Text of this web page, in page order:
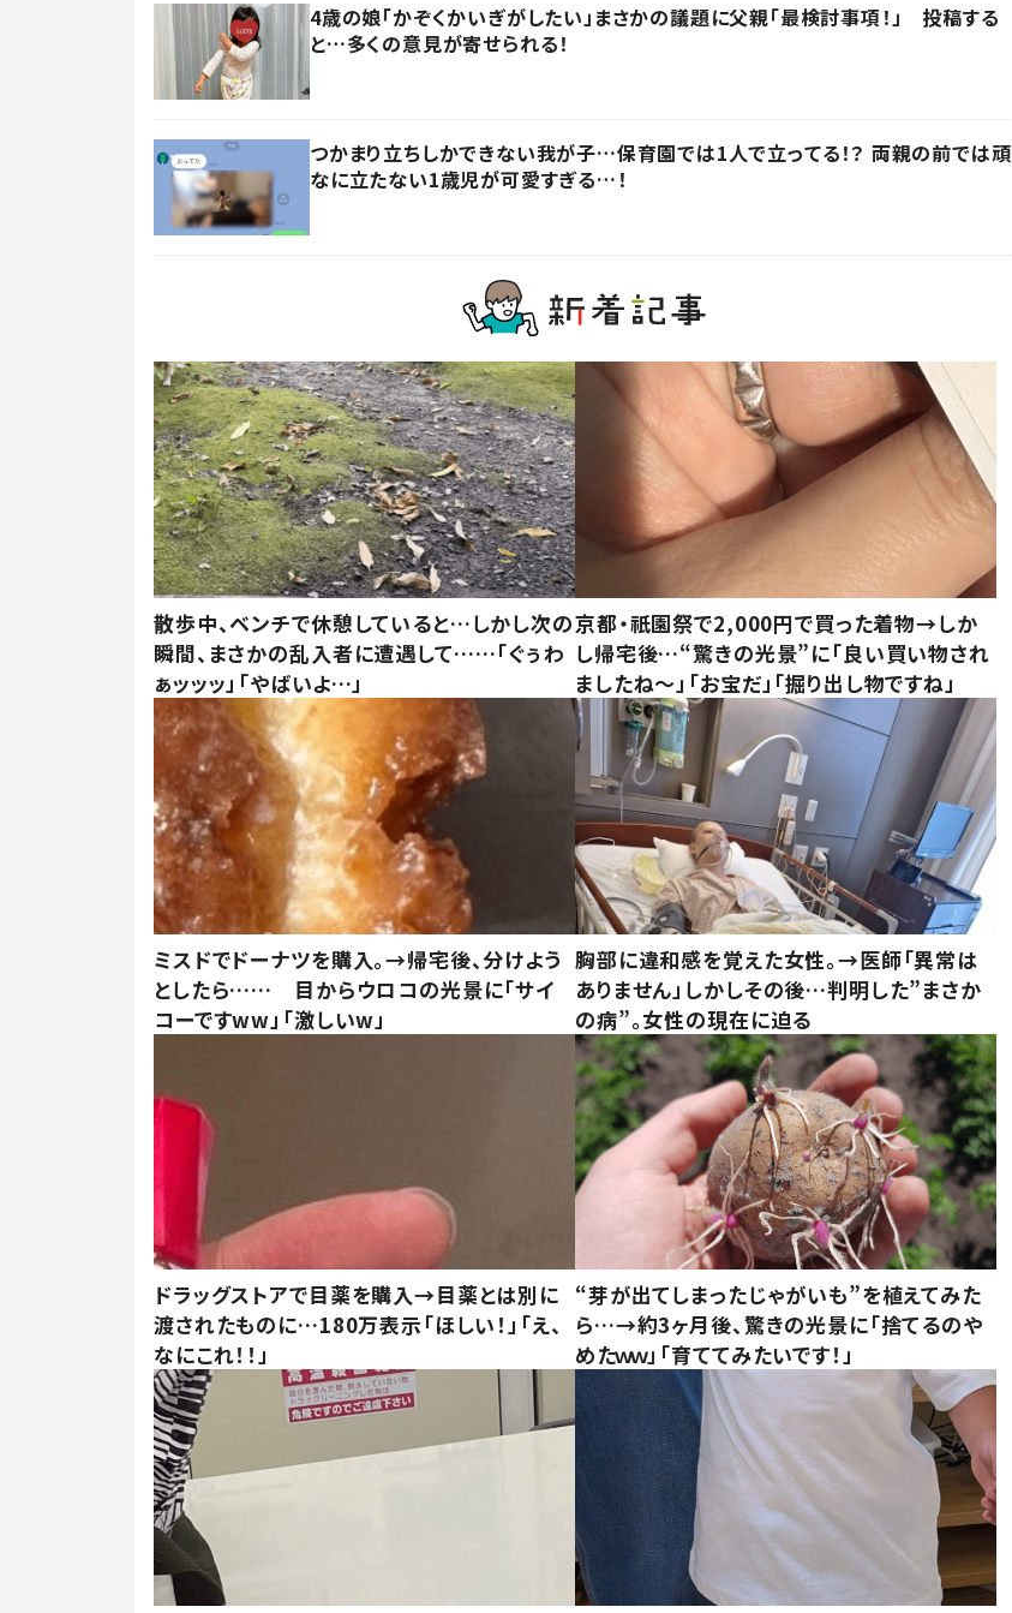
4歳の娘「かぞくかいぎがしたい」まさかの議題に父親「最検討事項！」 投稿する
と…多くの意見が寄せられる！
つかまり立ちしかできない我が子…保育園では1人で立ってる！？ 両親の前では頑
なに立たない1歳児が可愛すぎる…！
散歩中、ベンチで休憩していると…しかし次の
瞬間、まさかの乱入者に遭遇して……「ぐぅわ
ぁッッッ」「やばいよ…」
京都・祇園祭で2,000円で買った着物→しか
し帰宅後…“驚きの光景”に「良い買い物され
ましたね～」「お宝だ」「掘り出し物ですね」
ミスドでドーナツを購入。→帰宅後、分けよう
としたら…… 目からウロコの光景に「サイ
コーですww」「激しいw」
胸部に違和感を覚えた女性。→医師「異常は
ありません」しかしその後…判明した”まさか
の病”。女性の現在に迫る
ドラッグストアで目薬を購入→目薬とは別に
渡されたものに…180万表示「ほしい！」「え、
なにこれ！！」
“芽が出てしまったじゃがいも”を植えてみた
ら…→約3ヶ月後、驚きの光景に「捨てるのや
めたｗｗ」「育ててみたいです！」